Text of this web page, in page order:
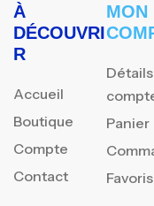
À
DÉCOUVRI
R
Accueil
Boutique
Compte
Contact
MON
Panier
Favoris